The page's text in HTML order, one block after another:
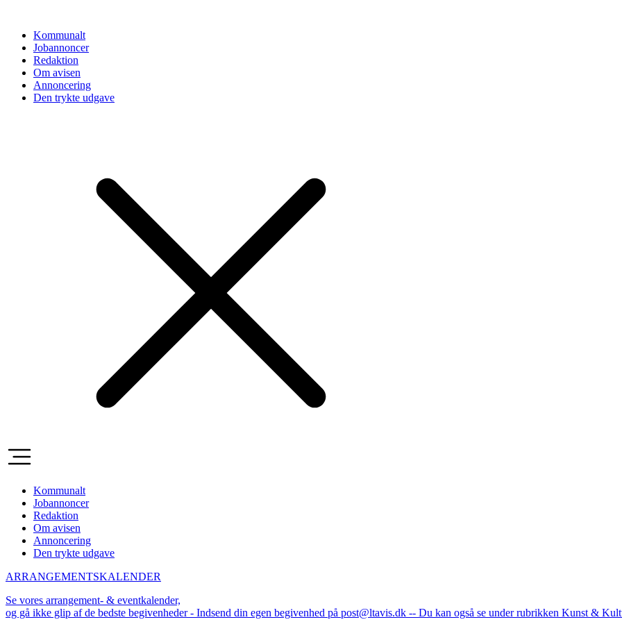
indholdKommunalt
Jobannoncer
Redaktion
Om avisen
Annoncering
Den trykte udgave
Kommunalt
Jobannoncer
Redaktion
Om avisen
Annoncering
Den trykte udgave
ARRANGEMENTSKALENDER
Se vores arrangement- & eventkalender,
og gå ikke glip af de bedste begivenheder - Indsend din egen begivenhed på post@ltavis.dk -- Du kan også se under rubrikken Kunst &